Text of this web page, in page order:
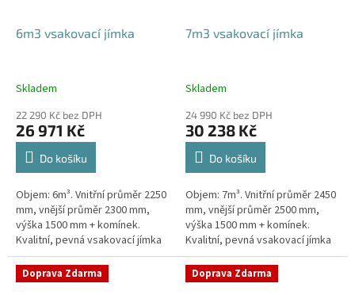
6m3 vsakovací jímka
Skladem
22 290 Kč bez DPH
26 971 Kč
Do košíku
Objem: 6m³. Vnitřní průměr 2250
mm, vnější průměr 2300 mm,
výška 1500 mm + komínek.
Kvalitní, pevná vsakovací jímka
(nádrž) bez potřeby
obetonování Průměr přítoku a
odtoku +...
7m3 vsakovací jímka
Skladem
24 990 Kč bez DPH
30 238 Kč
Do košíku
Objem: 7m³. Vnitřní průměr 2450
mm, vnější průměr 2500 mm,
výška 1500 mm + komínek.
Kvalitní, pevná vsakovací jímka
(nádrž) bez potřeby
obetonování Průměr přítoku a
odtoku +...
Doprava Zdarma Doprava Zdarma